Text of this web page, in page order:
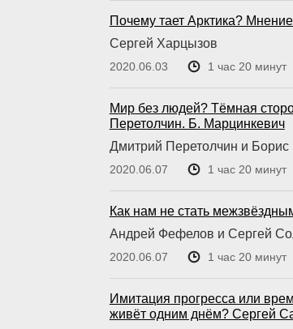
Почему тает Арктика?
Сергей Харцызов
2020.06.03 1 час 20 минут
Мир без людей? Тёмная
Перетолчин. Б. Марцинкевич
Дмитрий Перетолчин и
2020.06.07 1 час 20 минут
Как нам не стать
Андрей Фефелов и Сергей
2020.06.07 1 час 20 минут
Имитация прогресса или
живёт одним днём? Сергей